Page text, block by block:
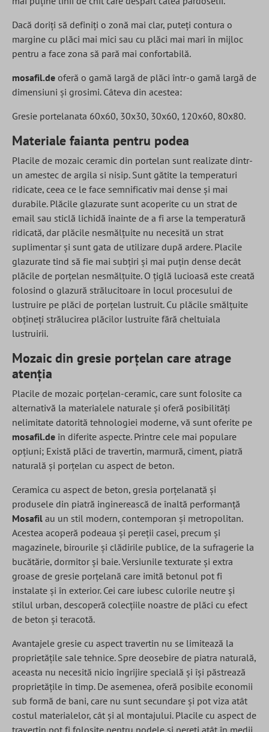
Dacă doriți să definiți o zonă mai clar, puteți contura o
margine cu plăci mai mici sau cu plăci mai mari în mijloc
pentru a face zona să pară mai confortabilă.
mosafil.de oferă o gamă largă de plăci într-o gamă largă de
dimensiuni și grosimi. Câteva din acestea:
Gresie portelanata 60x60, 30x30, 30x60, 120x60, 80x80.
Materiale faianta pentru podea
Placile de mozaic ceramic din portelan sunt realizate dintr-
un amestec de argila si nisip. Sunt gătite la temperaturi
ridicate, ceea ce le face semnificativ mai dense și mai
durabile. Plăcile glazurate sunt acoperite cu un strat de
email sau sticlă lichidă înainte de a fi arse la temperatură
ridicată, dar plăcile nesmălțuite nu necesită un strat
suplimentar și sunt gata de utilizare după ardere. Placile
glazurate tind să fie mai subțiri și mai puțin dense decât
plăcile de porțelan nesmălțuite. O țiglă lucioasă este creată
folosind o glazură strălucitoare în locul procesului de
lustruire pe plăci de porțelan lustruit. Cu plăcile smălțuite
obțineți strălucirea plăcilor lustruite fără cheltuiala
lustruirii.
Mozaic din gresie porțelan care atrage
atenția
Placile de mozaic porțelan-ceramic, care sunt folosite ca
alternativă la materialele naturale și oferă posibilități
nelimitate datorită tehnologiei moderne, vă sunt oferite pe
mosafil.de în diferite aspecte. Printre cele mai populare
opțiuni; Există plăci de travertin, marmură, ciment, piatră
naturală și porțelan cu aspect de beton.
Ceramica cu aspect de beton, gresia porțelanată și
produsele din piatră inginerească de înaltă performanță
Mosafil au un stil modern, contemporan și metropolitan.
Acestea acoperă podeaua și pereții casei, precum și
magazinele, birourile și clădirile publice, de la sufragerie la
bucătărie, dormitor și baie. Versiunile texturate și extra
groase de gresie porțelană care imită betonul pot fi
instalate și în exterior. Cei care iubesc culorile neutre și
stilul urban, descoperă colecțiile noastre de plăci cu efect
de beton și teracotă.
Avantajele gresie cu aspect travertin nu se limitează la
proprietățile sale tehnice. Spre deosebire de piatra naturală,
aceasta nu necesită nicio îngrijire specială și își păstrează
proprietățile în timp. De asemenea, oferă posibile economii
sub formă de bani, care nu sunt secundare și pot viza atât
costul materialelor, cât și al montajului. Placile cu aspect de
travertin pot fi folosite pentru podele și pereți atât în medii